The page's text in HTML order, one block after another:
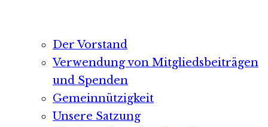
Der Vorstand
Verwendung von Mitgliedsbeiträgen
und Spenden
Gemeinnützigkeit
Unsere Satzung